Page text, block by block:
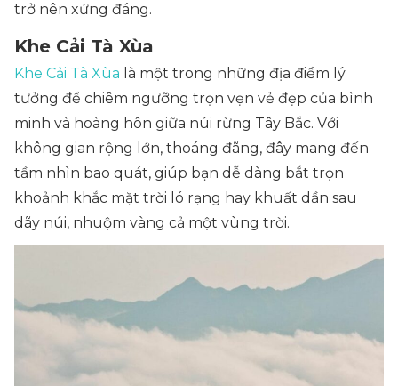
trở nên xứng đáng.
Khe Cải Tà Xùa
Khe Cải Tà Xùa là một trong những địa điểm lý
tưởng để chiêm ngưỡng trọn vẹn vẻ đẹp của bình
minh và hoàng hôn giữa núi rừng Tây Bắc. Với
không gian rộng lớn, thoáng đãng, đây mang đến
tầm nhìn bao quát, giúp bạn dễ dàng bắt trọn
khoảnh khắc mặt trời ló rạng hay khuất dần sau
dãy núi, nhuộm vàng cả một vùng trời.